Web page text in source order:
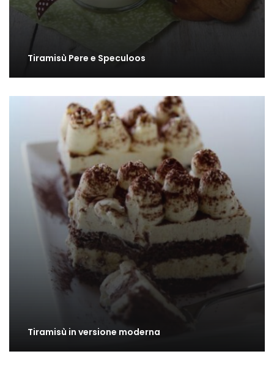
Tiramisù Pere e Speculoos
Tiramisù in versione moderna